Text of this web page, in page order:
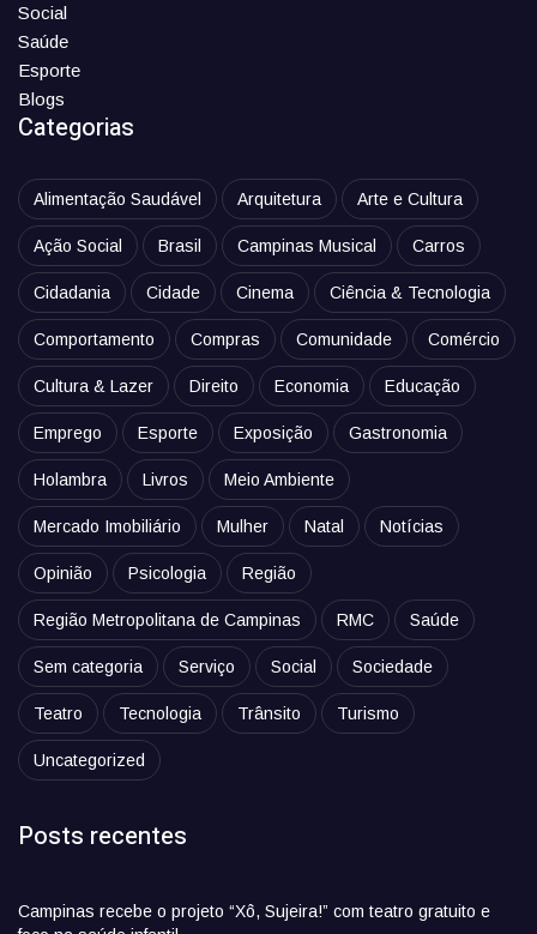
Social
Saúde
Esporte
Blogs
Categorias
Alimentação Saudável Arquitetura Arte e Cultura
Ação Social Brasil Campinas Musical Carros
Cidadania Cidade Cinema Ciência & Tecnologia
Comportamento Compras Comunidade Comércio
Cultura & Lazer Direito Economia Educação
Emprego Esporte Exposição Gastronomia
Holambra Livros Meio Ambiente
Mercado Imobiliário Mulher Natal Notícias
Opinião Psicologia Região
Região Metropolitana de Campinas RMC Saúde
Sem categoria Serviço Social Sociedade
Teatro Tecnologia Trânsito Turismo
Uncategorized
Posts recentes
Campinas recebe o projeto “Xô, Sujeira!” com teatro gratuito e